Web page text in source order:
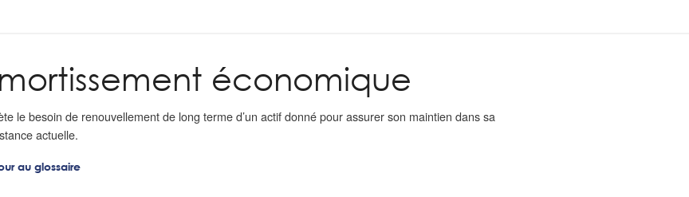
économique
le besoin de renouvellement de long terme d’un actif donné pour assurer son maintien dans sa
actuelle.
au glossaire